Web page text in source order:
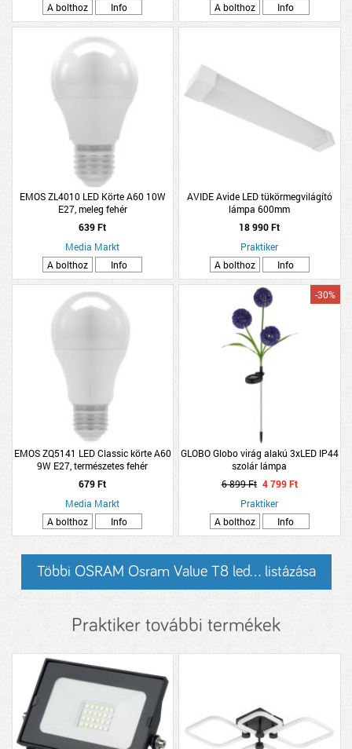
A bolthoz
Info
A bolthoz
Info
EMOS ZL4010 LED Körte A60 10W
E27, meleg fehér
639 Ft
Media Markt
A bolthoz
Info
AVIDE Avide LED tükörmegvilágító
lámpa 600mm
18 990 Ft
Praktiker
A bolthoz
Info
EMOS ZQ5141 LED Classic körte A60
9W E27, természetes fehér
679 Ft
Media Markt
A bolthoz
Info
GLOBO Globo virág alakú 3xLED IP44
szolár lámpa
-30%
6 899 Ft 4 799 Ft
Praktiker
A bolthoz
Info
Többi OSRAM Osram Value T8 led... listázása
Praktiker további termékek